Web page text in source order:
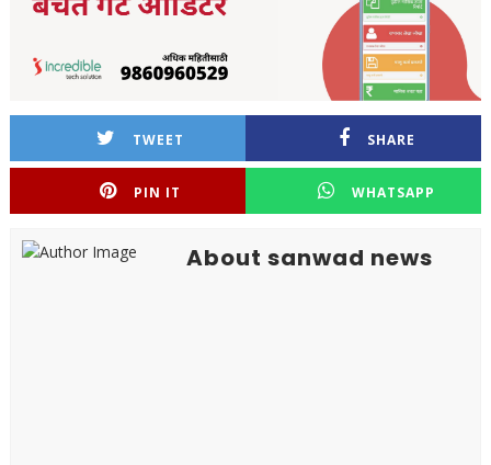
TWEET SHARE
PIN IT WHATSAPP
About sanwad news